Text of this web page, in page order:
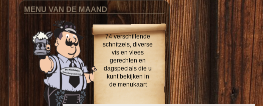
MENU VAN DE MAAND
74 verschillende
schnitzels, diverse
vis en vlees
gerechten en
dagspecials die u
kunt bekijken in
de menukaart